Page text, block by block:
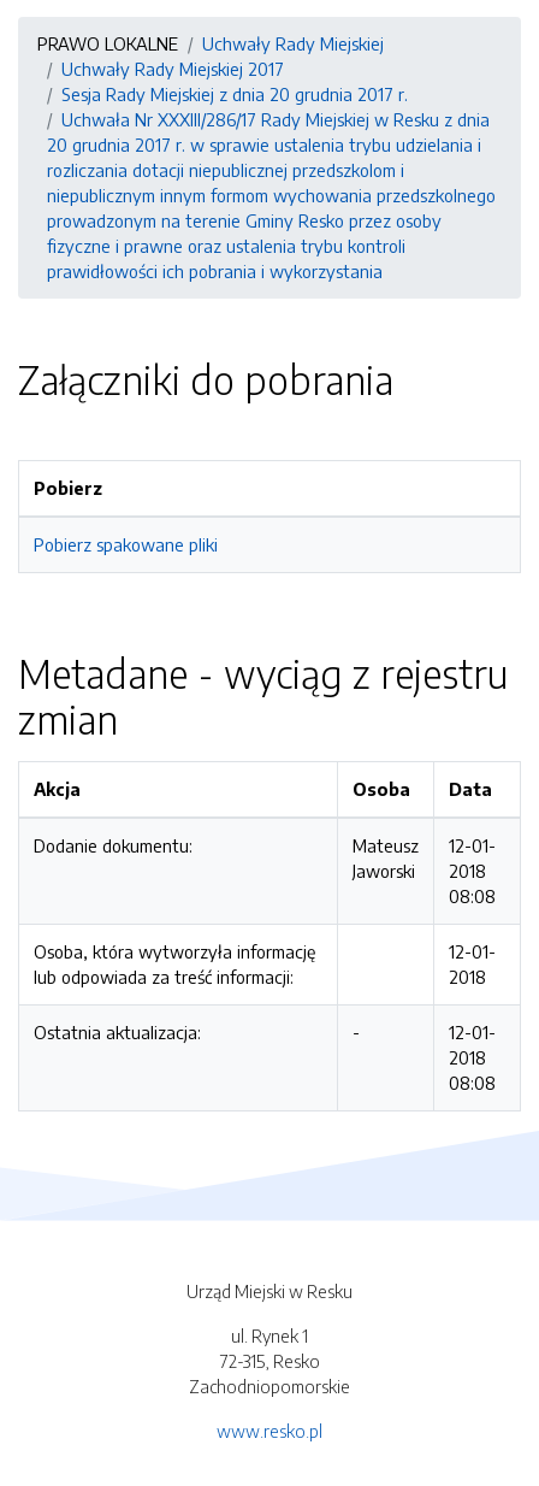
PRAWO LOKALNE
Uchwały Rady Miejskiej
Uchwały Rady Miejskiej 2017
Sesja Rady Miejskiej z dnia 20 grudnia 2017 r.
Uchwała Nr XXXIII/286/17 Rady Miejskiej w Resku z dnia
20 grudnia 2017 r. w sprawie ustalenia trybu udzielania i
rozliczania dotacji niepublicznej przedszkolom i
niepublicznym innym formom wychowania przedszkolnego
prowadzonym na terenie Gminy Resko przez osoby
fizyczne i prawne oraz ustalenia trybu kontroli
prawidłowości ich pobrania i wykorzystania
Załączniki do pobrania
Pobierz
Pobierz spakowane pliki
Metadane - wyciąg z rejestru
zmian
Akcja Osoba Data
Dodanie dokumentu:
Mateusz
Jaworski
12-01-
2018
08:08
Osoba, która wytworzyła informację
lub odpowiada za treść informacji:
12-01-
2018
Ostatnia aktualizacja: -
12-01-
2018
08:08
Urząd Miejski w Resku
ul. Rynek 1
72-315, Resko
Zachodniopomorskie
www.resko.pl